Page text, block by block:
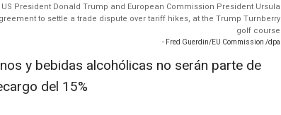
US President Donald Trump and European Commission President Ursula
to settle a trade dispute over tariff hikes, at the Trump Turnberry
golf course
- Fred Guerdin/EU Commission /dpa
y bebidas alcohólicas no serán parte de
del 15%